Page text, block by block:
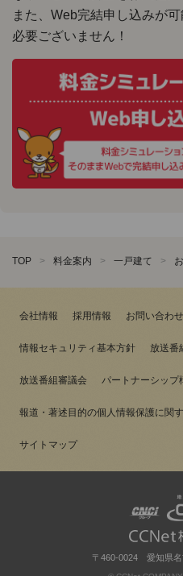
また、Web完結申し込みが
必要ございません！
TOP 料金案内 一戸建て
会社情報 採用情報 お問い合わせ
情報セキュリティ基本方針 放送番
放送番組審議会 パートナーシップ
報道・著述目的の個人情報保護に関
サイトマップ
〒460-0024 愛知県名